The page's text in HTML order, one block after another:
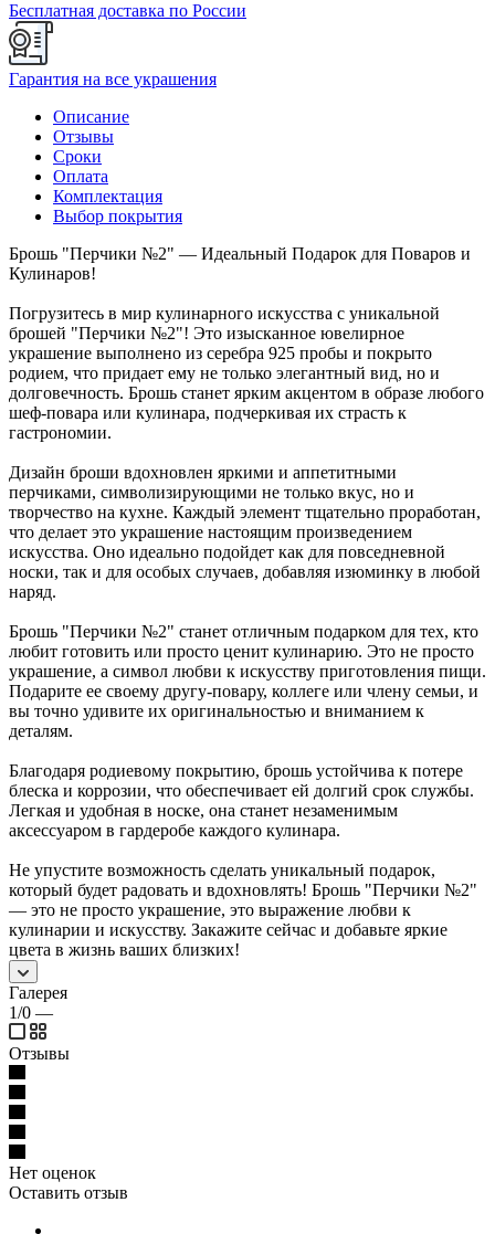
Бесплатная доставка по России
Гарантия на все украшения
Описание
Отзывы
Сроки
Оплата
Комплектация
Выбор покрытия
Брошь "Перчики №2" — Идеальный Подарок для Поваров и
Кулинаров!
Погрузитесь в мир кулинарного искусства с уникальной
брошей "Перчики №2"! Это изысканное ювелирное
украшение выполнено из серебра 925 пробы и покрыто
родием, что придает ему не только элегантный вид, но и
долговечность. Брошь станет ярким акцентом в образе любого
шеф-повара или кулинара, подчеркивая их страсть к
гастрономии.
Дизайн броши вдохновлен яркими и аппетитными
перчиками, символизирующими не только вкус, но и
творчество на кухне. Каждый элемент тщательно проработан,
что делает это украшение настоящим произведением
искусства. Оно идеально подойдет как для повседневной
носки, так и для особых случаев, добавляя изюминку в любой
наряд.
Брошь "Перчики №2" станет отличным подарком для тех, кто
любит готовить или просто ценит кулинарию. Это не просто
украшение, а символ любви к искусству приготовления пищи.
Подарите ее своему другу-повару, коллеге или члену семьи, и
вы точно удивите их оригинальностью и вниманием к
деталям.
Благодаря родиевому покрытию, брошь устойчива к потере
блеска и коррозии, что обеспечивает ей долгий срок службы.
Легкая и удобная в носке, она станет незаменимым
аксессуаром в гардеробе каждого кулинара.
Не упустите возможность сделать уникальный подарок,
который будет радовать и вдохновлять! Брошь "Перчики №2"
— это не просто украшение, это выражение любви к
кулинарии и искусству. Закажите сейчас и добавьте яркие
цвета в жизнь ваших близких!
Галерея
1/0 —
Отзывы
Нет оценок
Оставить отзыв